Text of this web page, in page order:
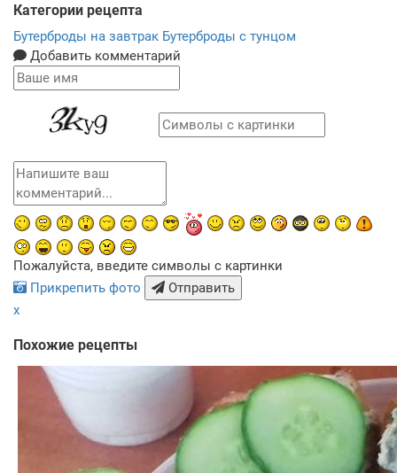
Категории рецепта
Бутерброды на завтрак Бутерброды с тунцом
Добавить комментарий
Пожалуйста, введите символы с картинки
Прикрепить фото
Отправить
x
Похожие рецепты